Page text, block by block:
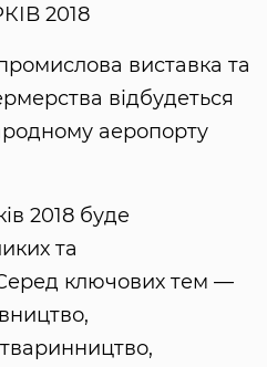
2018
виставка та
відбудеться
аеропорту
2018 буде
та
ключових тем —